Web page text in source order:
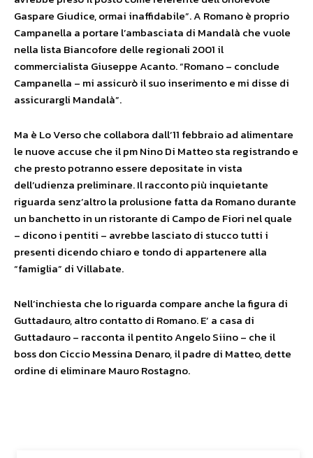
Gaspare Giudice, ormai inaffidabile”. A Romano è proprio
Campanella a portare l’ambasciata di Mandalà che vuole
nella lista Biancofore delle regionali 2001 il
commercialista Giuseppe Acanto. “Romano – conclude
Campanella – mi assicurò il suo inserimento e mi disse di
assicurargli Mandalà”.
Ma è Lo Verso che collabora dall’11 febbraio ad alimentare
le nuove accuse che il pm Nino Di Matteo sta registrando e
che presto potranno essere depositate in vista
dell’udienza preliminare. Il racconto più inquietante
riguarda senz’altro la prolusione fatta da Romano durante
un banchetto in un ristorante di Campo de Fiori nel quale
– dicono i pentiti – avrebbe lasciato di stucco tutti i
presenti dicendo chiaro e tondo di appartenere alla
“famiglia” di Villabate.
Nell’inchiesta che lo riguarda compare anche la figura di
Guttadauro, altro contatto di Romano. E’ a casa di
Guttadauro – racconta il pentito Angelo Siino – che il
boss don Ciccio Messina Denaro, il padre di Matteo, dette
ordine di eliminare Mauro Rostagno.